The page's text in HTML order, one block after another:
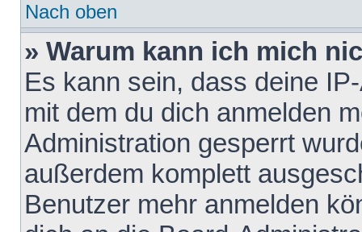
Nach oben
» Warum kann ich mich
Es kann sein, dass deine
mit dem du dich anmelden
Administration gesperrt
außerdem komplett
Benutzer mehr anmelden